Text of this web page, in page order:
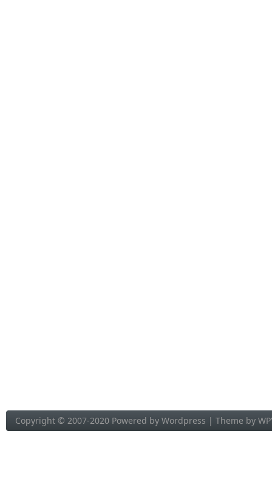
Copyright © 2007-2020 Powered by Wordpress | Theme by